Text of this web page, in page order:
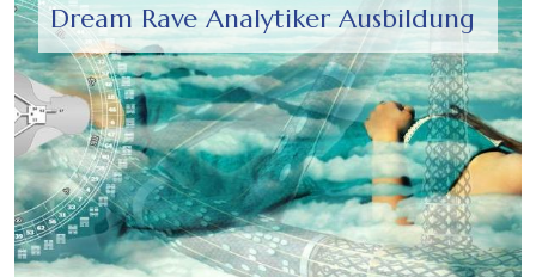
Dream Rave Analytiker Ausbildung